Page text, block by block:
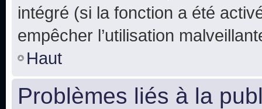
intégré (si la fonction a été
empêcher l’utilisation
Haut
Problèmes liés à la